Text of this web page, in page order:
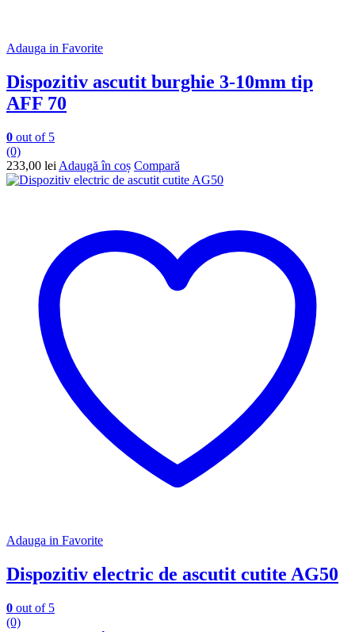
Adauga in Favorite
Dispozitiv ascutit burghie 3-10mm tip
AFF 70
0 out of 5
(0)
233,00 lei Adaugă în coș Compară
Adauga in Favorite
Dispozitiv electric de ascutit cutite AG50
0 out of 5
(0)